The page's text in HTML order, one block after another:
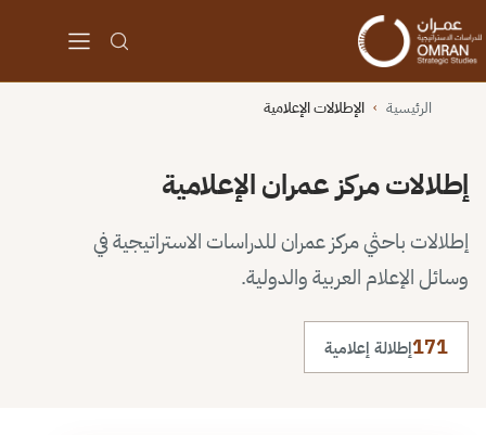
الرئيسية › الإطلالات الإعلامية
إطلالات مركز عمران الإعلامية
إطلالات باحثي مركز عمران للدراسات الاستراتيجية في
وسائل الإعلام العربية والدولية.
171إطلالة إعلامية